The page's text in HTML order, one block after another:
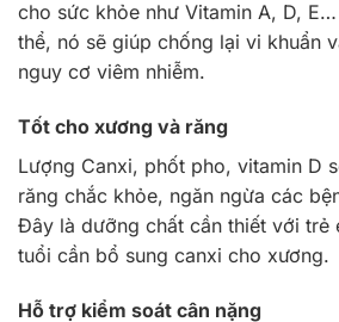
cho sức khỏe như Vitamin A, D,
thể, nó sẽ giúp chống lại vi khuẩn
nguy cơ viêm nhiễm.
Tốt cho xương và răng
Lượng Canxi, phốt pho, vitamin D
răng chắc khỏe, ngăn ngừa các
Đây là dưỡng chất cần thiết với trẻ
tuổi cần bổ sung canxi cho xương.
Hỗ trợ kiểm soát cân nặng